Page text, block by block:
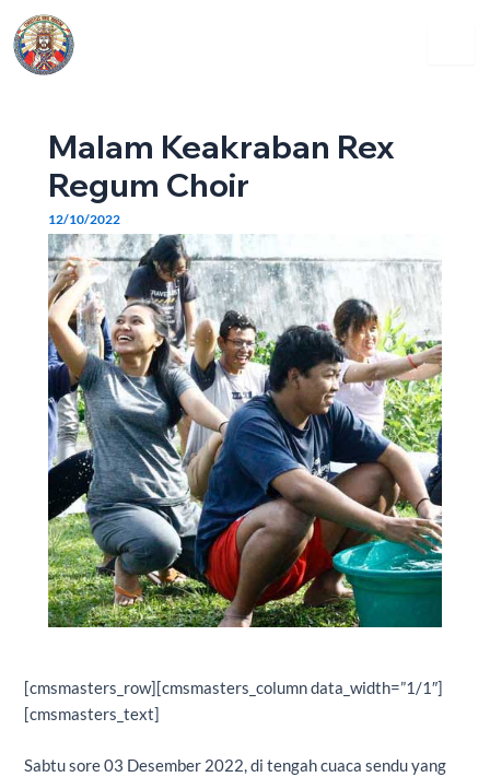
to
content
Malam Keakraban Rex
Regum Choir
12/10/2022
[cmsmasters_row][cmsmasters_column data_width=”1/1″]
[cmsmasters_text]
Sabtu sore 03 Desember 2022, di tengah cuaca sendu yang
Post
navigation